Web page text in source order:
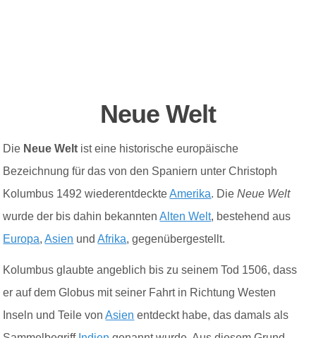
Neue Welt
Die Neue Welt ist eine historische europäische
Bezeichnung für das von den Spaniern unter Christoph
Kolumbus 1492 wiederentdeckteAmerika. DieNeue Welt
wurde der bis dahin bekanntenAlten Welt, bestehend aus
Europa,Asien undAfrika, gegenübergestellt.
Kolumbus glaubte angeblich bis zu seinem Tod 1506, dass
er auf dem Globus mit seiner Fahrt in Richtung Westen
Inseln und Teile vonAsien entdeckt habe, das damals als